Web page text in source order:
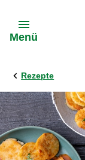
Menü
Rezepte